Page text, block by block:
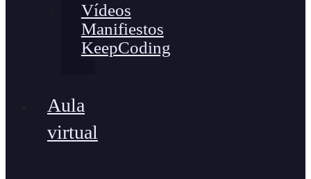
Vídeos
Manifiestos
KeepCoding
Aula
virtual